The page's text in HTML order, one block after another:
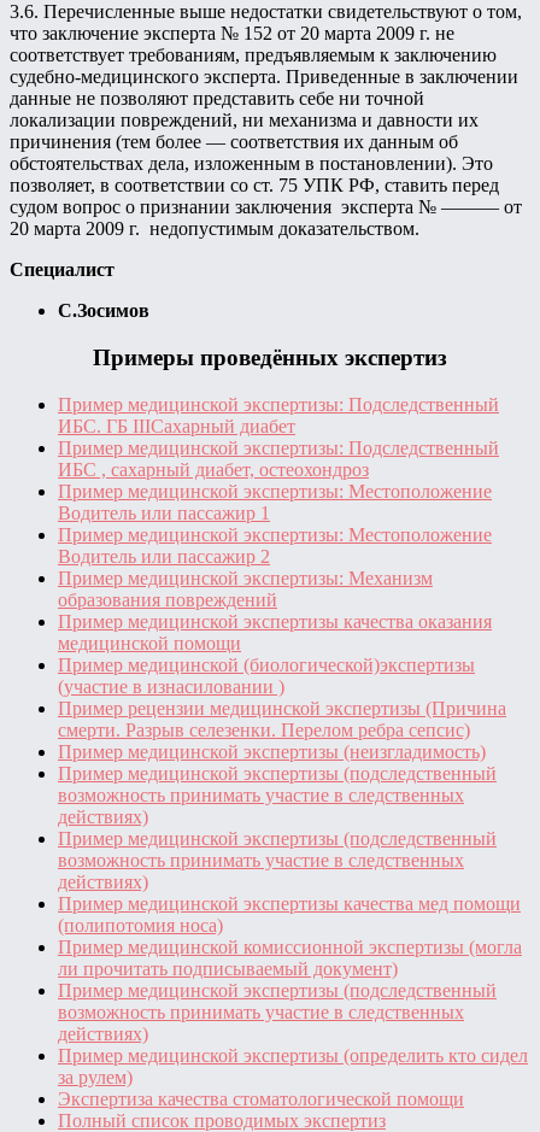
3.6. Перечисленные выше недостатки свидетельствуют о том,
что заключение эксперта № 152 от 20 марта 2009 г. не
соответствует требованиям, предъявляемым к заключению
судебно-медицинского эксперта. Приведенные в заключении
данные не позволяют представить себе ни точной
локализации повреждений, ни механизма и давности их
причинения (тем более — соответствия их данным об
обстоятельствах дела, изложенным в постановлении). Это
позволяет, в соответствии со ст. 75 УПК РФ, ставить перед
судом вопрос о признании заключения эксперта № ——— от
20 марта 2009 г. недопустимым доказательством.
Специалист
С.Зосимов
Примеры проведённых экспертиз
Пример медицинской экспертизы: Подследственный
ИБС. ГБ IIIСахарный диабет
Пример медицинской экспертизы: Подследственный
ИБС , сахарный диабет, остеохондроз
Пример медицинской экспертизы: Местоположение
Водитель или пассажир 1
Пример медицинской экспертизы: Местоположение
Водитель или пассажир 2
Пример медицинской экспертизы: Механизм
образования повреждений
Пример медицинской экспертизы качества оказания
медицинской помощи
Пример медицинской (биологической)экспертизы
(участие в изнасиловании )
Пример рецензии медицинской экспертизы (Причина
смерти. Разрыв селезенки. Перелом ребра сепсис)
Пример медицинской экспертизы (неизгладимость)
Пример медицинской экспертизы (подследственный
возможность принимать участие в следственных
действиях)
Пример медицинской экспертизы (подследственный
возможность принимать участие в следственных
действиях)
Пример медицинской экспертизы качества мед помощи
(полипотомия носа)
Пример медицинской комиссионной экспертизы (могла
ли прочитать подписываемый документ)
Пример медицинской экспертизы (подследственный
возможность принимать участие в следственных
действиях)
Пример медицинской экспертизы (определить кто сидел
за рулем)
Экспертиза качества стоматологической помощи
Полный список проводимых экспертиз